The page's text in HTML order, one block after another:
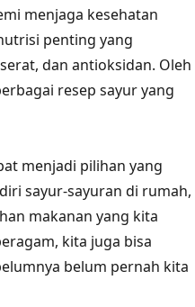
menjaga kesehatan
penting yang
dan antioksidan. Oleh
resep sayur yang
menjadi pilihan yang
sayur-sayuran di rumah,
makanan yang kita
kita juga bisa
belum pernah kita